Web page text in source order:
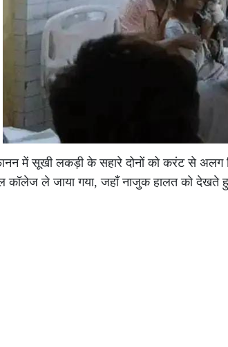
में सूखी लकड़ी के सहारे दोनों को करंट से
कॉलेज ले जाया गया, जहाँ नाजुक हालत को